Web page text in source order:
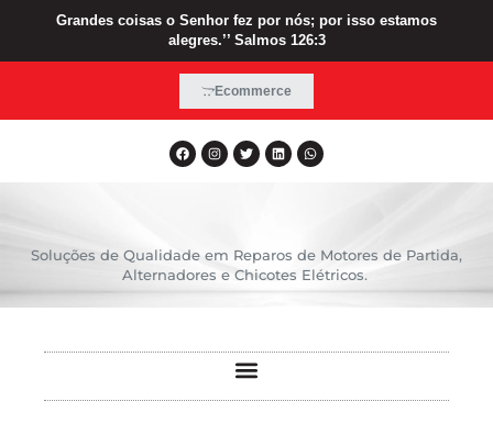
Grandes coisas o Senhor fez por nós; por isso estamos
alegres.’’ Salmos 126:3
Ecommerce
Soluções de Qualidade em Reparos de Motores de Partida,
Alternadores e Chicotes Elétricos.